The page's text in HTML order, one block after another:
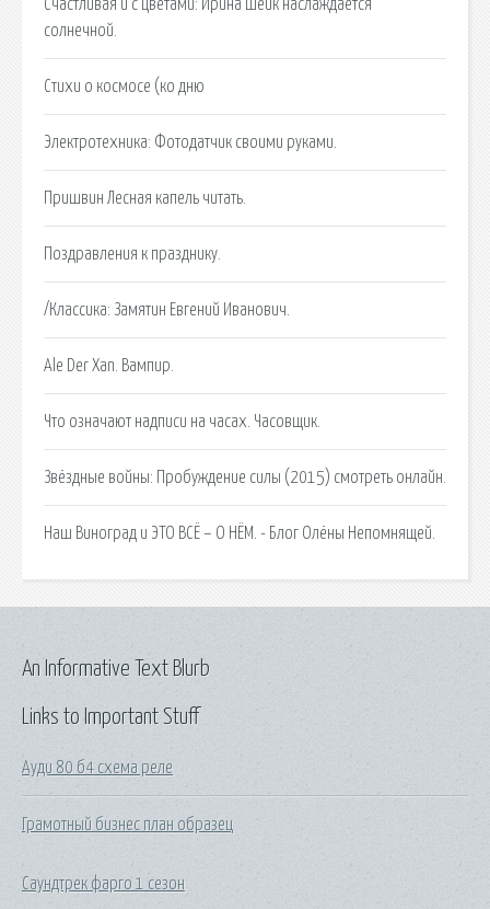
Счастливая и с цветами: Ирина Шейк наслаждается
солнечной.
Стихи о космосе (ко дню
Электротехника: Фотодатчик своими руками.
Пришвин Лесная капель читать.
Поздравления к празднику.
/Классика: Замятин Евгений Иванович.
Аlе Dеr Xаn. Вампир.
Что означают надписи на часах. Часовщик.
Звёздные войны: Пробуждение силы (2015) смотреть онлайн.
Наш Виноград и ЭТО ВСЁ – О НЁМ. - Блог Олёны Непомнящей.
Links to Important Stuff
Ауди 80 б4 схема реле
Грамотный бизнес план образец
Саундтрек фарго 1 сезон
An Informative Text Blurb